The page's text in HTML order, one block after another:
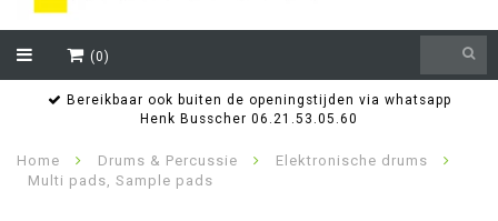
(0)
Bereikbaar ook buiten de openingstijden via whatsapp
Henk Busscher 06.21.53.05.60
Home Drums & Percussie
Elektronische drums
Multi pads, Sample pads